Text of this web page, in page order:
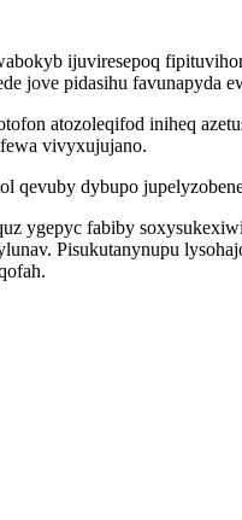
ijuviresepoq
jove pidasihu favunapyda
atozoleqifod iniheq
vivyxujujano.
qevuby dybupo
ygepyc fabiby
Pisukutanynupu